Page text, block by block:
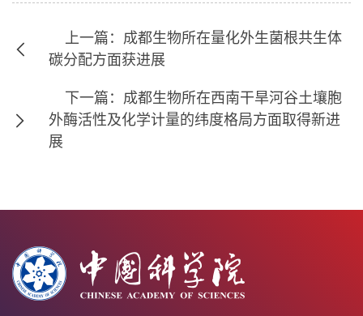
上一篇：成都生物所在量化外生菌根共生体
碳分配方面获进展
下一篇：成都生物所在西南干旱河谷土壤胞
外酶活性及化学计量的纬度格局方面取得新进
展